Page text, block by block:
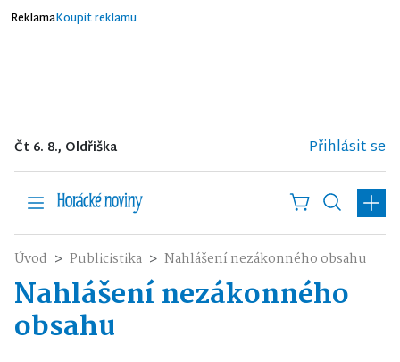
ReklamaKoupit reklamu
Čt 6. 8., Oldřiška Přihlásit se
Úvod Publicistika Nahlášení nezákonného obsahu
Nahlášení nezákonného
obsahu